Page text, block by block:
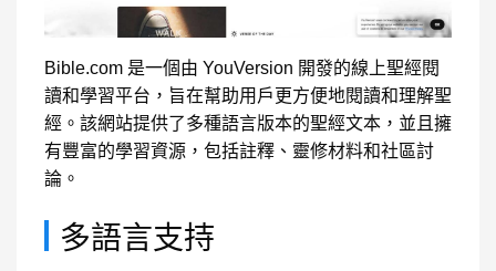
Bible.com 是一個由 YouVersion 開發的線上聖經閱
讀和學習平台，旨在幫助用戶更方便地閱讀和理解聖
經。該網站提供了多種語言版本的聖經文本，並且擁
有豐富的學習資源，包括註釋、靈修材料和社區討
論。
多語言支持